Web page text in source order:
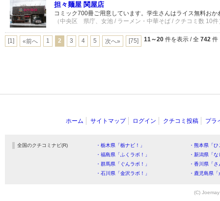
担々麺屋 関屋店
コミック700冊ご用意しています。学生さんはライス無料おか
（中央区 県庁、女池 / ラーメン・中華そば / クチコミ数 10件
[1] «前へ 1 2 3 4 5 次へ» [75] 11～20 件を表示 / 全 742 件
ホーム サイトマップ ログイン クチコミ投稿 プラ
全国のクチコミナビ(R) ・栃木県「栃ナビ！」
・熊本県「
・福島県「ふくラボ！」
・新潟県「
・群馬県「ぐんラボ！」
・香川県「
・石川県「金沢ラボ！」
・鹿児島県
(C)